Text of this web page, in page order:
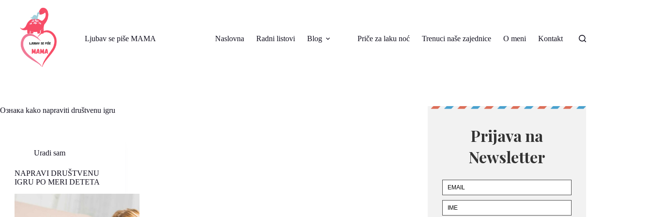
Ljubav se piše MAMA Naslovna Radni listovi Blog Priče za laku noć Trenuci naše zajednice O meni Kontakt
Ознака kako napraviti društvenu igru
Uradi sam
NAPRAVI DRUŠTVENU
IGRU PO MERI DETETA